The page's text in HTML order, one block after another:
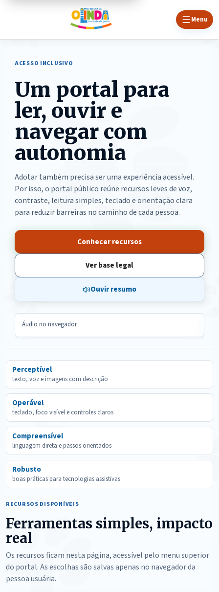
Menu
ACESSO INCLUSIVO
Um portal para
ler, ouvir e
navegar com
autonomia
Adotar também precisa ser uma experiência acessível.
Por isso, o portal público reúne recursos leves de voz,
contraste, leitura simples, teclado e orientação clara
para reduzir barreiras no caminho de cada pessoa.
Conhecer recursos
Ver base legal
Ouvir resumo
Áudio no navegador
Perceptível
texto, voz e imagens com descrição
Operável
teclado, foco visível e controles claros
Compreensível
linguagem direta e passos orientados
Robusto
boas práticas para tecnologias assistivas
RECURSOS DISPONÍVEIS
Ferramentas simples, impacto
real
Os recursos ficam nesta página, acessível pelo menu superior
do portal. As escolhas são salvas apenas no navegador da
pessoa usuária.